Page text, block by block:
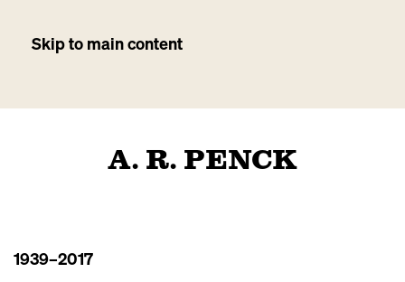
Skip to main content
A. R. PENCK
1939–2017